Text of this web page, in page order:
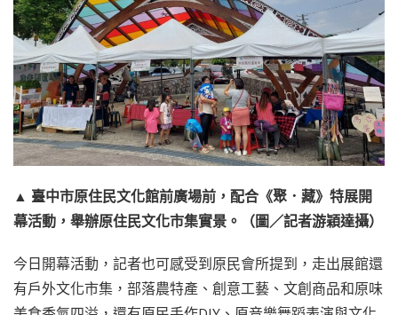
▲ 臺中市原住民文化館前廣場前，配合《聚．藏》特展開
幕活動，舉辦原住民文化市集實景。（圖／記者游穎達攝）
今日開幕活動，記者也可感受到原民會所提到，走出展館還
有戶外文化市集，部落農特產、創意工藝、文創商品和原味